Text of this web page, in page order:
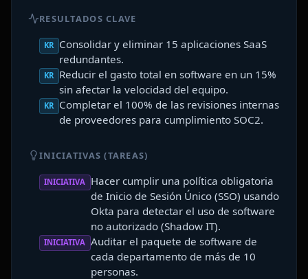
RESULTADOS CLAVE
KR Consolidar y eliminar 15 aplicaciones SaaS
redundantes.
KR Reducir el gasto total en software en un 15%
sin afectar la velocidad del equipo.
KR Completar el 100% de las revisiones internas
de proveedores para cumplimiento SOC2.
INICIATIVAS (TAREAS)
INICIATIVA Hacer cumplir una política obligatoria
de Inicio de Sesión Único (SSO) usando
Okta para detectar el uso de software
no autorizado (Shadow IT).
INICIATIVA Auditar el paquete de software de
cada departamento de más de 10
personas.